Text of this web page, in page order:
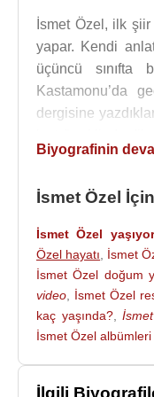
İsmet Özel, ilk
yapar. Kendi
üçüncü sınıfta
Kastamonu’da
dergisine
Kış geldi, kar yağdı
İki taraf olsak
Kar topu oynasak
Yaz gitti, güz gitti
Yine geldi kış
İsmet Özel,
kitaplarından,
Spillane
Biyografinin
İsmet Özel
İsmet Özel
Özel hayatı
İsmet
İsmet Özel doğum
video
İsmet Özel
kaç yaşında?,
İsmet Özel albümleri
İlgili